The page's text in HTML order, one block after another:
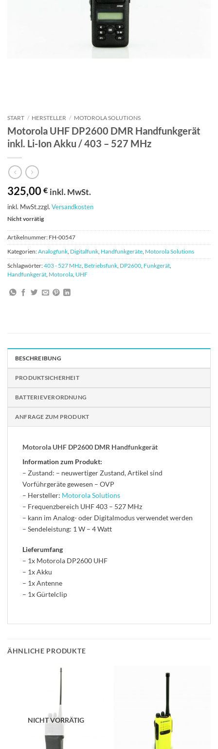
START / HERSTELLER / MOTOROLA SOLUTIONS
Motorola UHF DP2600 DMR Handfunkgerät
inkl. Li-Ion Akku / 403 – 527 MHz
325,00 € inkl. MwSt.
inkl. MwSt.zzgl. Versandkosten
Nicht vorrätig
Artikelnummer: FH-00547
Kategorien:Analogfunk Digitalfunk Handfunkgeräte Motorola Solutions
Schlagwörter:403 - 527 MHz Betriebsfunk DP2600 Funkgerät
Handfunkgerät Motorola UHF
BESCHREIBUNG
PRODUKTSICHERHEIT
BATTERIEVERORDNUNG
ANFRAGE ZUM PRODUKT
Motorola UHF DP2600 DMR Handfunkgerät
Information zum Produkt:
– Zustand: – neuwertiger Zustand, Artikel sind
Vorführgeräte gewesen – OVP
– Hersteller: Motorola Solutions
– Frequenzbereich UHF 403 – 527 MHz
– kann im Analog- oder Digitalmodus verwendet werden
– Sendeleistung: 1 W – 4 Watt
Lieferumfang
– 1x Motorola DP2600 UHF
– 1x Akku
– 1x Antenne
– 1x Gürtelclip
ÄHNLICHE PRODUKTE
NICHT VORRÄTIG